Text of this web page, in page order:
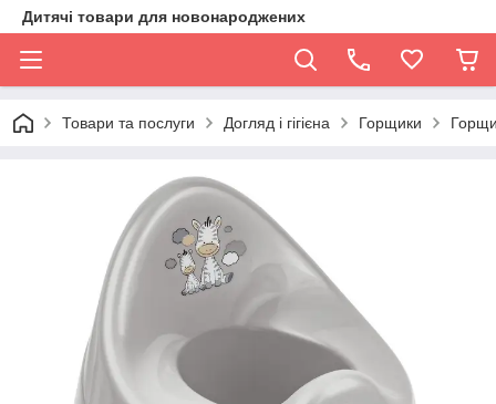
Дитячі товари для новонароджених
Товари та послуги Догляд і гігієна Горщики